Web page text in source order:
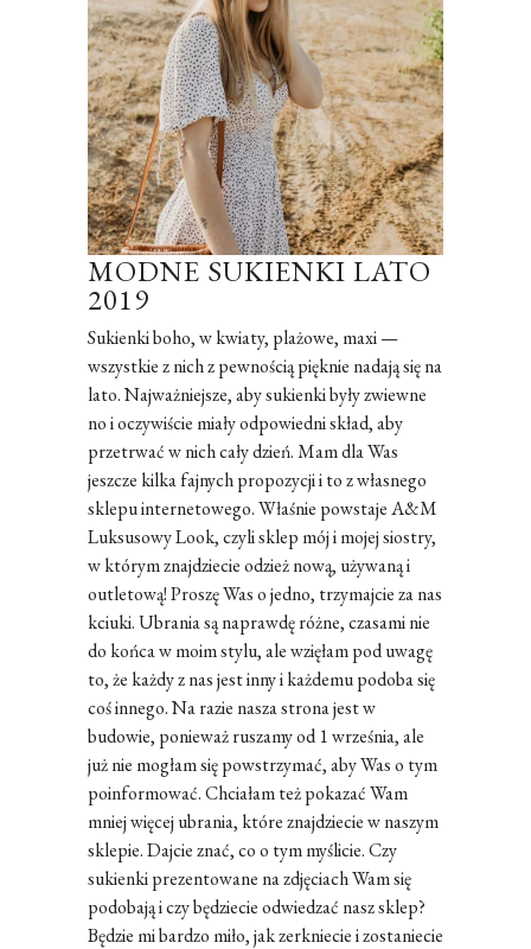
MODNE SUKIENKI LATO
2019
Sukienki boho, w kwiaty, plażowe, maxi —
wszystkie z nich z pewnością pięknie nadają się na
lato. Najważniejsze, aby sukienki były zwiewne
no i oczywiście miały odpowiedni skład, aby
przetrwać w nich cały dzień. Mam dla Was
jeszcze kilka fajnych propozycji i to z własnego
sklepu internetowego. Właśnie powstaje A&M
Luksusowy Look, czyli sklep mój i mojej siostry,
w którym znajdziecie odzież nową, używaną i
outletową! Proszę Was o jedno, trzymajcie za nas
kciuki. Ubrania są naprawdę różne, czasami nie
do końca w moim stylu, ale wzięłam pod uwagę
to, że każdy z nas jest inny i każdemu podoba się
coś innego. Na razie nasza strona jest w
budowie, ponieważ ruszamy od 1 września, ale
już nie mogłam się powstrzymać, aby Was o tym
poinformować. Chciałam też pokazać Wam
mniej więcej ubrania, które znajdziecie w naszym
sklepie. Dajcie znać, co o tym myślicie. Czy
sukienki prezentowane na zdjęciach Wam się
podobają i czy będziecie odwiedzać nasz sklep?
Będzie mi bardzo miło, jak zerkniecie i zostaniecie